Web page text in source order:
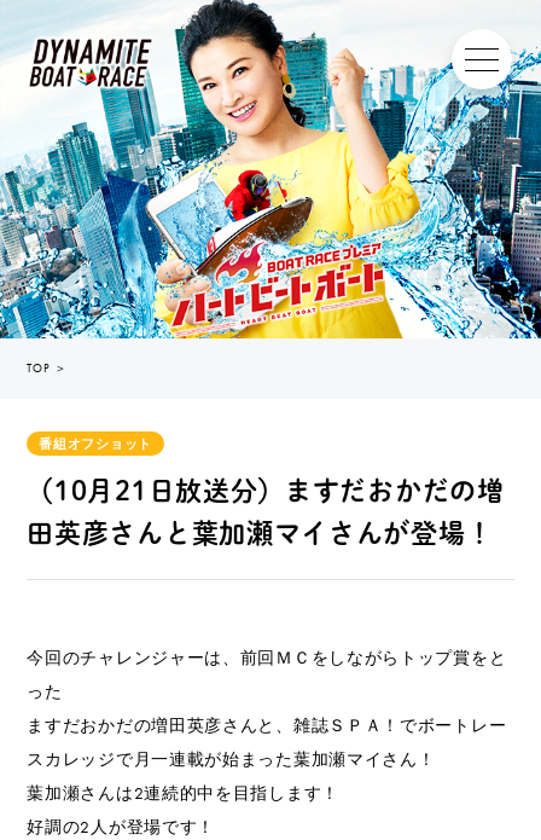
TOP ＞
番組オフショット
（10月21日放送分）ますだおかだの増
田英彦さんと葉加瀬マイさんが登場！
今回のチャレンジャーは、前回ＭＣをしながらトップ賞をと
った
ますだおかだの増田英彦さんと、雑誌ＳＰＡ！でボートレー
スカレッジで月一連載が始まった葉加瀬マイさん！
葉加瀬さんは2連続的中を目指します！
好調の2人が登場です！